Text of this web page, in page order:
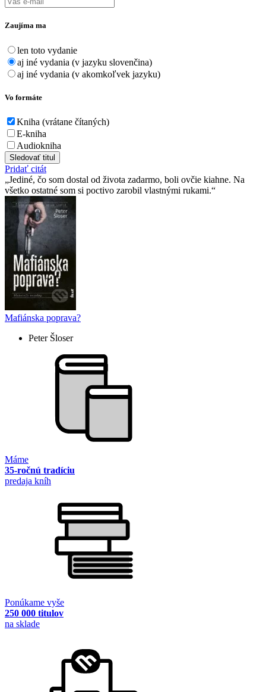
Zaujíma ma
len toto vydanie
aj iné vydania (v jazyku slovenčina)
aj iné vydania (v akomkoľvek jazyku)
Vo formáte
Kniha (vrátane čítaných)
E-kniha
Audiokniha
Sledovať titul
Pridať citát
Jediné, čo som dostal od života zadarmo, boli ovčie kiahne. Na
všetko ostatné som si poctivo zarobil vlastnými rukami.
Mafiánska poprava?
Peter Šloser
Máme
35-ročnú tradíciu
predaja kníh
Ponúkame vyše
250 000 titulov
na sklade